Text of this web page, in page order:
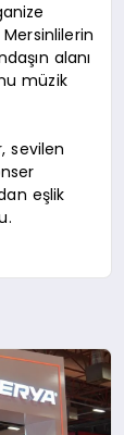
alanı
müzik
sevilen
eşlik